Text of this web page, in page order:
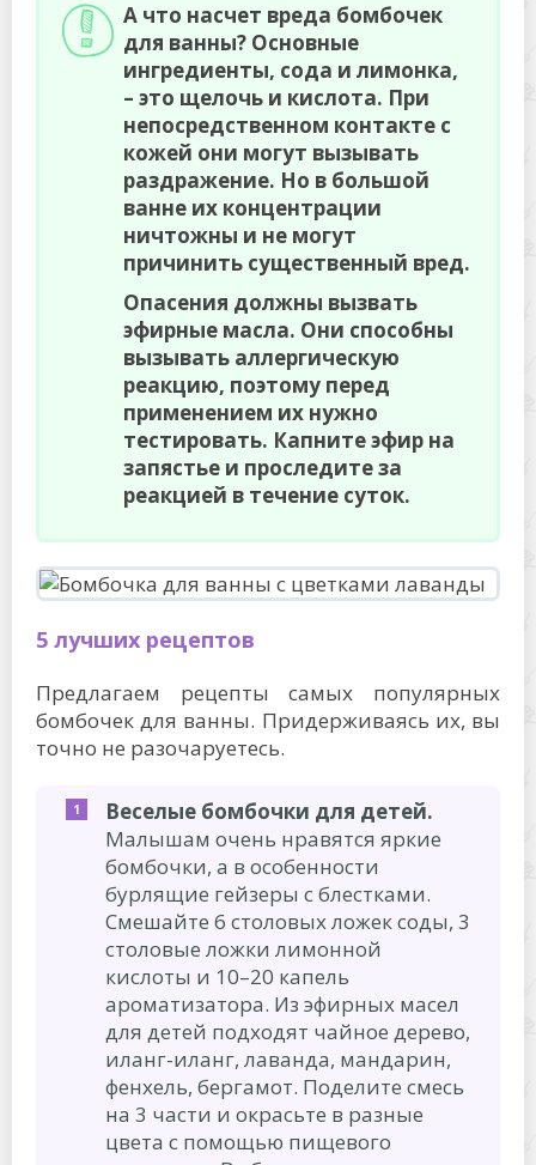
А что насчет вреда бомбочек
для ванны? Основные
ингредиенты, сода и лимонка,
– это щелочь и кислота. При
непосредственном контакте с
кожей они могут вызывать
раздражение. Но в большой
ванне их концентрации
ничтожны и не могут
причинить существенный вред.
Опасения должны вызвать
эфирные масла. Они способны
вызывать аллергическую
реакцию, поэтому перед
применением их нужно
тестировать. Капните эфир на
запястье и проследите за
реакцией в течение суток.
5 лучших рецептов
Предлагаем рецепты самых популярных
бомбочек для ванны. Придерживаясь их, вы
точно не разочаруетесь.
Веселые бомбочки для детей.
Малышам очень нравятся яркие
бомбочки, а в особенности
бурлящие гейзеры с блестками.
Смешайте 6 столовых ложек соды, 3
столовые ложки лимонной
кислоты и 10–20 капель
ароматизатора. Из эфирных масел
для детей подходят чайное дерево,
иланг-иланг, лаванда, мандарин,
фенхель, бергамот. Поделите смесь
на 3 части и окрасьте в разные
цвета с помощью пищевого